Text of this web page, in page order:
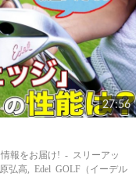
27:56
報をお届け! - スリーアッ
弘高
Edel GOLF（イーデル